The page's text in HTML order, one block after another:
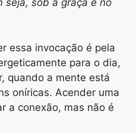
seja, sob a graça e no
essa invocação é pela
para o dia,
quando a mente está
oníricas. Acender uma
a conexão, mas não é